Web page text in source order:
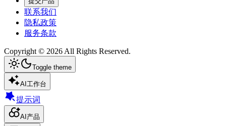
联系我们
隐私政策
服务条款
Copyright © 2026All Rights Reserved.
Toggle theme
AI工作台
提示词
AI产品